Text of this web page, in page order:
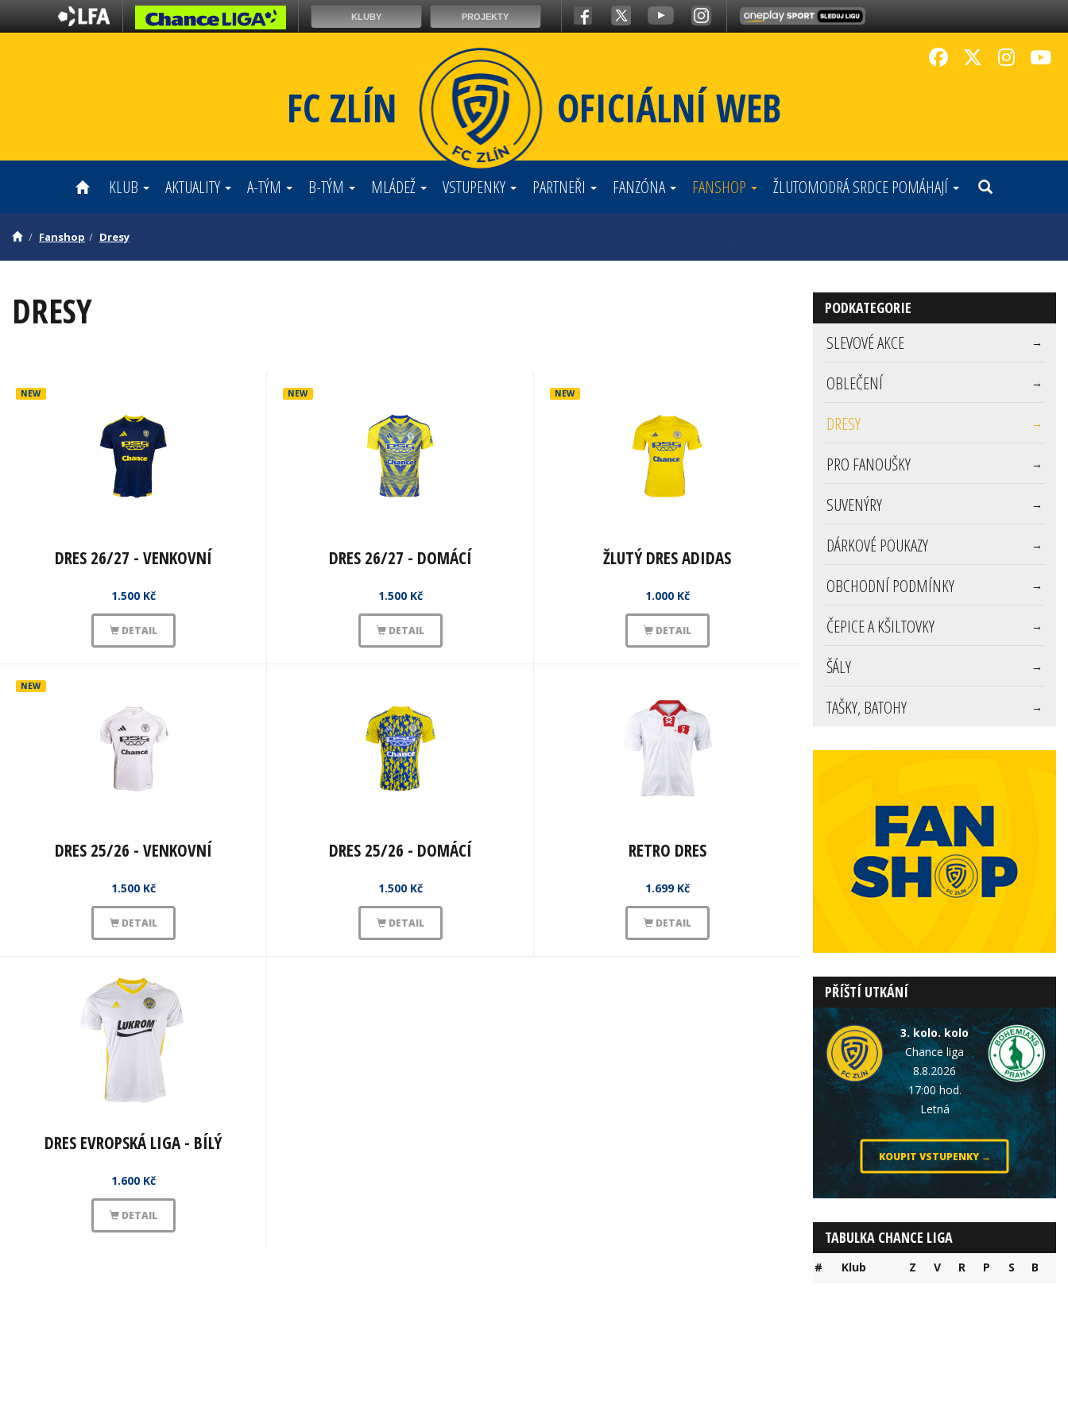
FC ZLÍN OFICIÁLNÍ WEB
KLUB AKTUALITY A-TÝM B-TÝM MLÁDEŽ VSTUPENKY PARTNEŘI FANZÓNA FANSHOP ŽLUTOMODRÁ SRDCE POMÁHAJÍ
Fanshop Dresy
DRESY
NEW
DRES 26/27 - VENKOVNÍ
1.500 Kč
DETAIL
NEW
DRES 26/27 - DOMÁCÍ
1.500 Kč
DETAIL
NEW
ŽLUTÝ DRES ADIDAS
1.000 Kč
DETAIL
NEW
DRES 25/26 - VENKOVNÍ
1.500 Kč
DETAIL
DRES 25/26 - DOMÁCÍ
1.500 Kč
DETAIL
RETRO DRES
1.699 Kč
DETAIL
DRES EVROPSKÁ LIGA - BÍLÝ
1.600 Kč
DETAIL
PODKATEGORIE
SLEVOVÉ AKCE →
OBLEČENÍ →
DRESY →
PRO FANOUŠKY →
SUVENÝRY →
DÁRKOVÉ POUKAZY →
OBCHODNÍ PODMÍNKY →
ČEPICE A KŠILTOVKY →
ŠÁLY →
TAŠKY, BATOHY →
PŘÍŠTÍ UTKÁNÍ
3. kolo. kolo
Chance liga
8.8.2026
17:00 hod.
Letná
KOUPIT VSTUPENKY →
TABULKA CHANCE LIGA
# Klub Z V R P S B
KLUBY PROJEKTY